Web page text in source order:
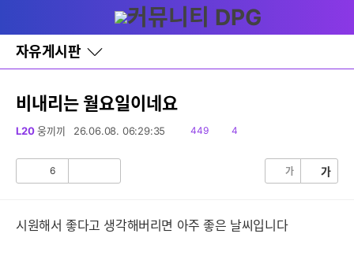
와
홈
자유게시판
바
로
기
레
이
어
비내리는 월요일이네요
L20 웅끼끼 26.06.08. 06:29:35
읽
449
댓
4
6 가 가
시원해서 좋다고 생각해버리면 아주 좋은 날씨입니다